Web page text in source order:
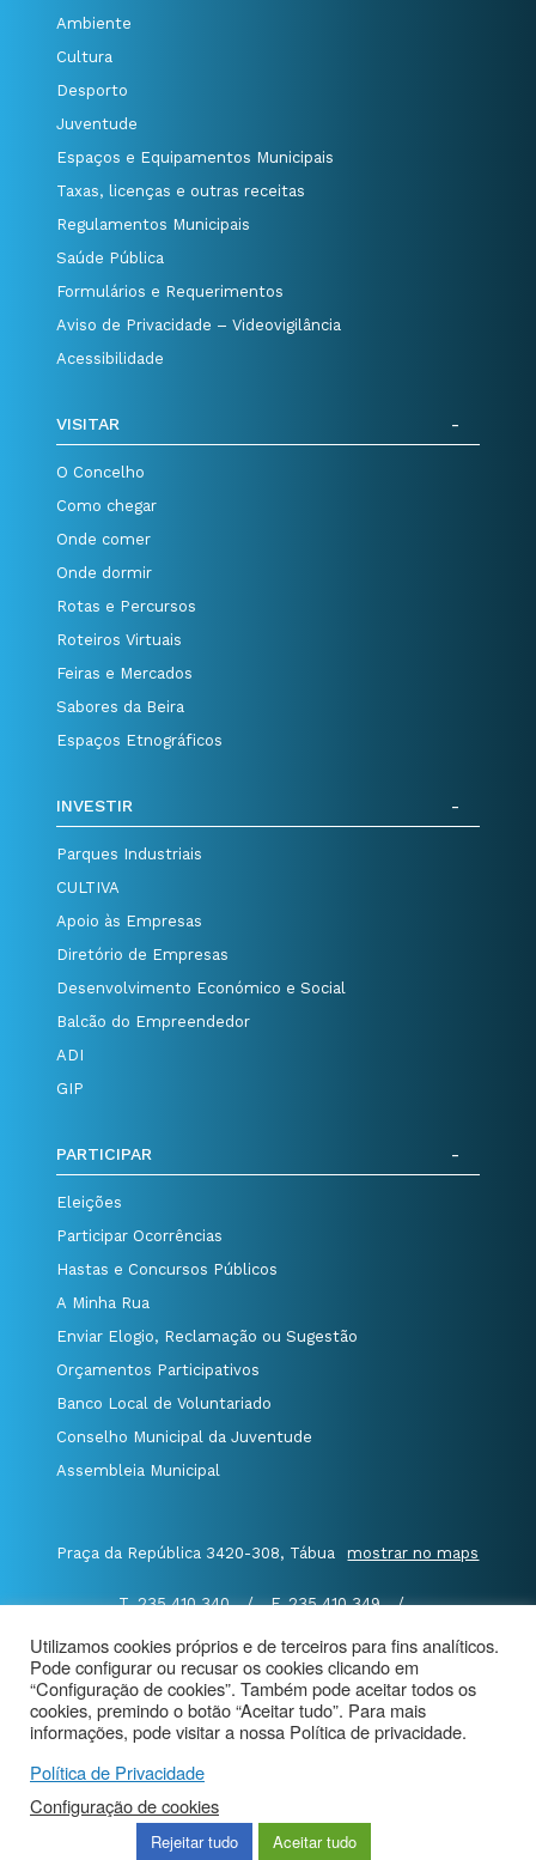
Ambiente
Cultura
Desporto
Juventude
Espaços e Equipamentos Municipais
Taxas, licenças e outras receitas
Regulamentos Municipais
Saúde Pública
Formulários e Requerimentos
Aviso de Privacidade – Videovigilância
Acessibilidade
VISITAR
O Concelho
Como chegar
Onde comer
Onde dormir
Rotas e Percursos
Roteiros Virtuais
Feiras e Mercados
Sabores da Beira
Espaços Etnográficos
INVESTIR
Parques Industriais
CULTIVA
Apoio às Empresas
Diretório de Empresas
Desenvolvimento Económico e Social
Balcão do Empreendedor
ADI
GIP
PARTICIPAR
Eleições
Participar Ocorrências
Hastas e Concursos Públicos
A Minha Rua
Enviar Elogio, Reclamação ou Sugestão
Orçamentos Participativos
Banco Local de Voluntariado
Conselho Municipal da Juventude
Assembleia Municipal
Praça da República 3420-308, Tábua mostrar no maps
T. 235 410 340 / F. 235 410 349
/
@Município de Tábua | Mapa do Portal
|
Politica de Privacidade
|
Aviso de Privacidade - Videovigilância
Utilizamos cookies próprios e de terceiros para fins analíticos.
Pode configurar ou recusar os cookies clicando em
“Configuração de cookies”. Também pode aceitar todos os
cookies, premindo o botão “Aceitar tudo”. Para mais
informações, pode visitar a nossa Política de privacidade.
Política de Privacidade
Configuração de cookies
Rejeitar tudo Aceitar tudo